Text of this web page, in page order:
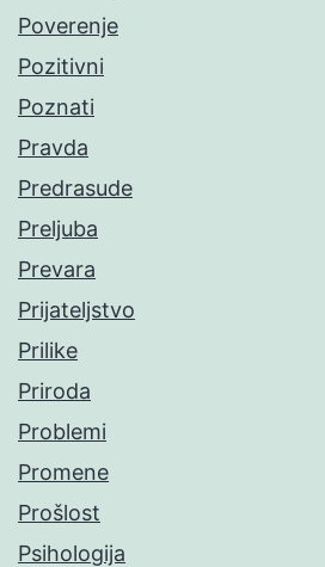
Poverenje
Pozitivni
Poznati
Pravda
Predrasude
Preljuba
Prevara
Prijateljstvo
Prilike
Priroda
Problemi
Promene
Prošlost
Psihologija